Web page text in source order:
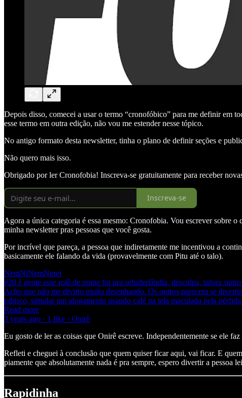
Depois disso, comecei a usar o termo “cronofóbico” para me definir em
esse termo em outra edição, não vou me estender nesse tópico.
No antigo formato desta newsletter, tinha o plano de definir seções e
Não quero mais isso.
Obrigado por ler Cronofobia! Inscreva-se gratuitamente para receber
Inscreva-se
Agora a única categoria é essa mesmo: Cronofobia. Vou escrever sobre
minha newsletter pras pessoas que você gosta.
Por incrível que pareça, a pessoa que indiretamente me incentivou a
basicamente ele falando da vida (provavelmente com Pitu até o talo).
NemNiNemNerei
#20 é gente esse rolê de nome foi pra sefuderlândia, desculpa, talvez
Acho que não me divirto muito desenhando. Os outros parecem se
rabisco, simular um afogamento usando café na tela maculada pela
Read more
3 years ago · 1 like · Onirê
Eu gosto de ler as coisas que Onirê escreve. Independentemente se ele
Refleti e cheguei à conclusão que quem quiser ficar aqui, vai ficar. E
piamente que absolutamente nada é pra sempre, espero divertir a
Rapidinha